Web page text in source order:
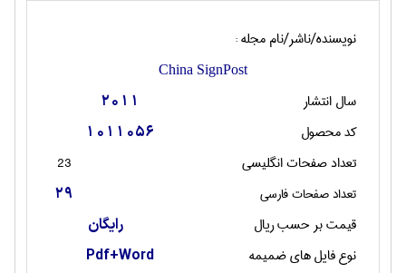
نویسنده/ناشر/نام مجله :
China SignPost
سال انتشار 2011
کد محصول 1011056
تعداد صفحات انگليسی
23
تعداد صفحات فارسی
29
قیمت بر حسب ریال رایگان
نوع فایل های ضمیمه Pdf+Word